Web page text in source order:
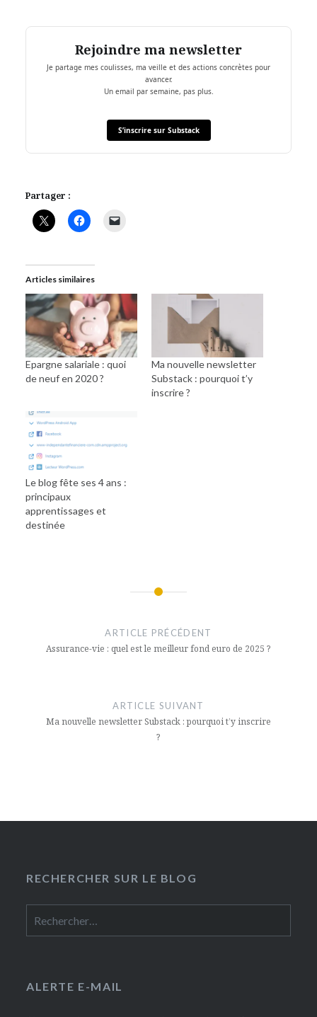
Rejoindre ma newsletter
Je partage mes coulisses, ma veille et des actions concrètes pour
avancer.
Un email par semaine, pas plus.
S’inscrire sur Substack
Partager :
Articles similaires
Epargne salariale : quoi
de neuf en 2020 ?
Ma nouvelle newsletter
Substack : pourquoi t’y
inscrire ?
Le blog fête ses 4 ans :
principaux
apprentissages et
destinée
l’article
ARTICLE PRÉCÉDENT
Assurance-vie : quel est le meilleur fond euro de 2025 ?
ARTICLE SUIVANT
Ma nouvelle newsletter Substack : pourquoi t’y inscrire
?
RECHERCHER SUR LE BLOG
ALERTE E-MAIL